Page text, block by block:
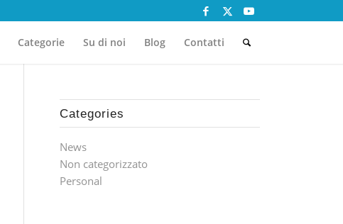
Categorie Su di noi Blog Contatti
Categories
News
Non categorizzato
Personal